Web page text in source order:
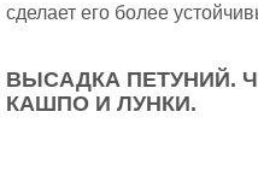
сделает его более
ВЫСАДКА ПЕТУНИЙ.
КАШПО И ЛУНКИ.